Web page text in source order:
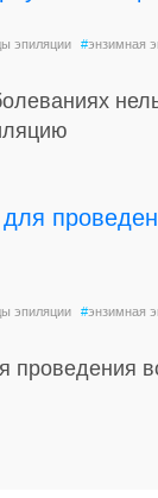
эпиляции #энзимная
эпиляции #энзимная
проведения